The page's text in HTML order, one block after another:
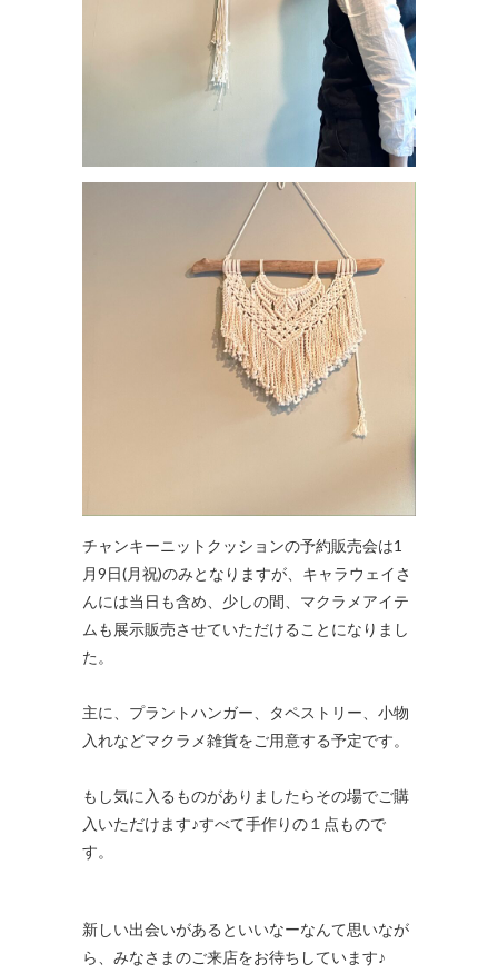
チャンキーニットクッションの予約販売会は1
月9日(月祝)のみとなりますが、キャラウェイさ
んには当日も含め、少しの間、マクラメアイテ
ムも展示販売させていただけることになりまし
た。
主に、プラントハンガー、タペストリー、小物
入れなどマクラメ雑貨をご用意する予定です。
もし気に入るものがありましたらその場でご購
入いただけます♪すべて手作りの１点もので
す。
新しい出会いがあるといいなーなんて思いなが
ら、みなさまのご来店をお待ちしています♪